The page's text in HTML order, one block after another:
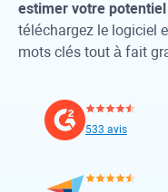
estimer votre
téléchargez le logiciel
mots clés tout à fait
533 avis